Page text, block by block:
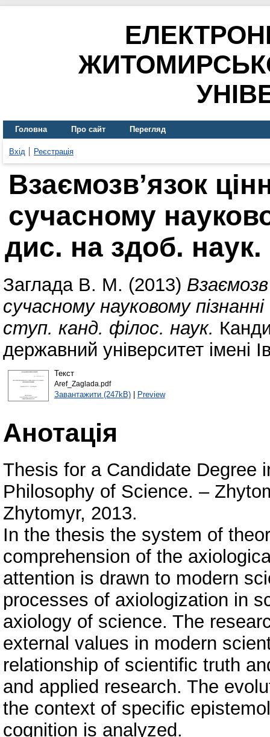
Головна Про сайт Перегляд
Вхід Реєстрація
Взаємозв’язок
сучасному
дис. на здоб.
Заглада В. М. (2013)
сучасному науковому
ступ. канд. філос. наук.
державний університет імені
Текст
Aref_Zaglada.pdf
Завантажити (247kB)| Preview
Анотація
Thesis for a Candidate Degree
Philosophy of Science. –
Zhytomyr, 2013.
In the thesis the system of
comprehension of the
attention is drawn to modern
processes of axiologization in
axiology of science. The
external values in modern
relationship of scientific truth
and applied research. The
the context of specific
cognition is analyzed.